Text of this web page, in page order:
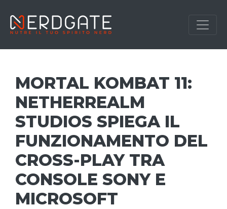
MORTAL KOMBAT 11:
NETHERREALM
STUDIOS SPIEGA IL
FUNZIONAMENTO DEL
CROSS-PLAY TRA
CONSOLE SONY E
MICROSOFT